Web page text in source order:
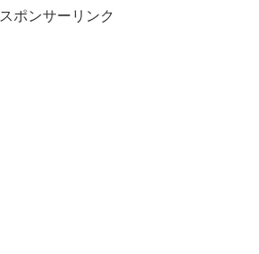
スポンサーリンク